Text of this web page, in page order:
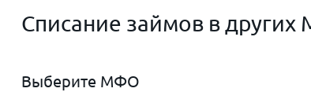
Списание займов в
Выберите МФО